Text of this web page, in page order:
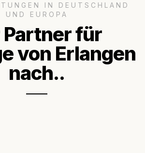
IN DEUTSCHLAND
UND EUROPA
Partner für
von Erlangen
nach..